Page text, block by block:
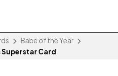
Babe of the Year
Superstar Card